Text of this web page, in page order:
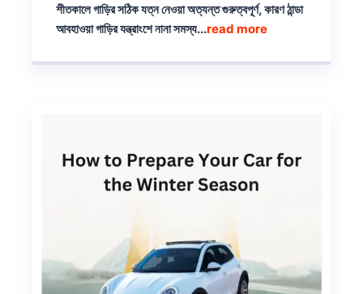
শীতকালে গাড়ির সঠিক যত্ন নেওয়া অত্যন্ত গুরুত্বপূর্ণ, কারণ ঠান্ডা
আবহাওয়া গাড়ির যন্ত্রাংশে নানা সমস্য...read more